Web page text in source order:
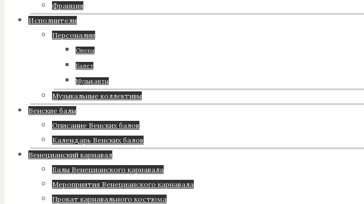
Франция
Исполнители
Персоналии
Опера
Балет
Музыканты
Музыкальные коллективы
Венские балы
Описание Венских балов
Календарь Венских балов
Венецианский карнавал
Балы Венецианского карнавала
Мероприятия Венецианского карнавала
Прокат карнавального костюма